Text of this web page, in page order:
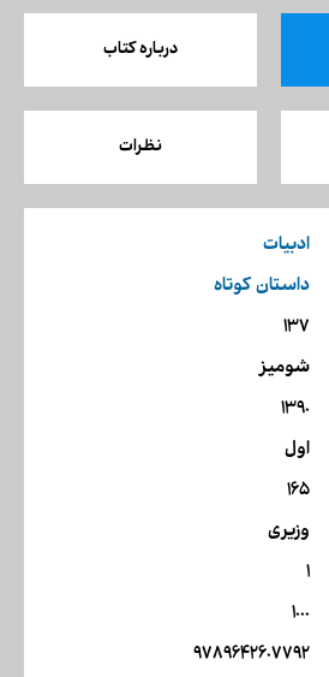
درباره کتاب
نظرات
ادبیات
داستان کوتاه
137
شومیز
1390
اول
165
وزیری
1
1000
9789642607792